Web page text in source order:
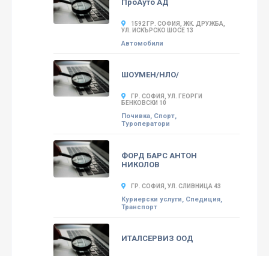
ПроАуто АД
1592 ГР. СОФИЯ, ЖК. ДРУЖБА,
УЛ. ИСКЪРСКО ШОСЕ 13
Автомобили
ШОУМЕН/НЛО/
ГР. СОФИЯ, УЛ. ГЕОРГИ
БЕНКОВСКИ 10
Почивка, Спорт,
Туроператори
ФОРД БАРС АНТОН
НИКОЛОВ
ГР. СОФИЯ, УЛ. СЛИВНИЦА 43
Куриерски услуги, Спедиция,
Транспорт
ИТАЛСЕРВИЗ ООД